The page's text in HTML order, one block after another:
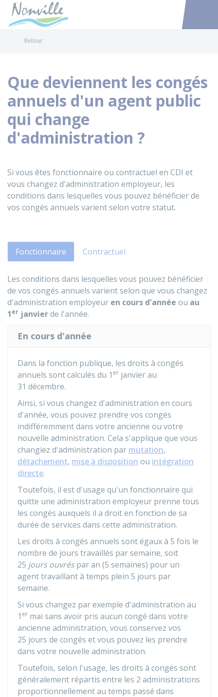
Accéder
Retour
Que deviennent les congés
annuels d'un agent public
qui change
d'administration ?
Si vous êtes fonctionnaire ou contractuel en CDI et
vous changez d'administration employeur, les
conditions dans lesquelles vous pouvez bénéficier de
vos congés annuels varient selon votre statut.
Fonctionnaire Contractuel
Les conditions dans lesquelles vous pouvez bénéficier
de vos congés annuels varient selon que vous changez
d'administration employeur en cours d'année ou au
1er janvierde l'année.
En cours d'année
Dans la fonction publique, les droits à congés
annuels sont calculés du 1 er janvier au
31 décembre.
Ainsi, si vous changez d'administration en cours
d'année, vous pouvez prendre vos congés
indifféremment dans votre ancienne ou votre
nouvelle administration. Cela s'applique que vous
changiez d'administration par mutation,
détachement, mise à disposition ou intégration
directe.
Toutefois, il est d'usage qu'un fonctionnaire qui
quitte une administration employeur prenne tous
les congés auxquels il a droit en fonction de sa
durée de services dans cette administration.
Les droits à congés annuels sont égaux à 5 fois le
nombre de jours travaillés par semaine, soit
25 jours ouvréspar an (5 semaines) pour un
agent travaillant à temps plein 5 jours par
semaine.
Si vous changez par exemple d'administration au
1 er mai sans avoir pris aucun congé dans votre
ancienne administration, vous conservez vos
25 jours de congés et vous pouvez les prendre
dans votre nouvelle administration.
Toutefois, selon l'usage, les droits à congés sont
généralement répartis entre les 2 administrations
proportionnellement au temps passé dans